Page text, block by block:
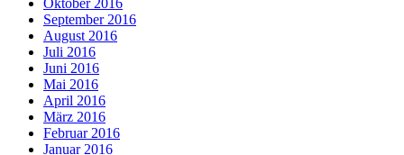
September 2016
August 2016
Juli 2016
Juni 2016
Mai 2016
April 2016
März 2016
Februar 2016
Januar 2016